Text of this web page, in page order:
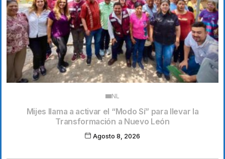
NL
Mijes llama a activar el “Modo Sí” para llevar la
Transformación a Nuevo León
Agosto 8, 2026